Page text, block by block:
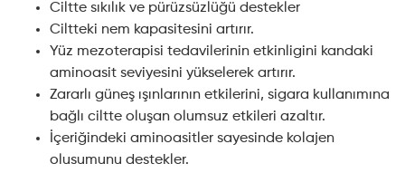
Ciltte sıkılık ve pürüzsüzlüğü destekler
Ciltteki nem kapasitesini artırır.
Yüz mezoterapisi tedavilerinin etkinligini kandaki
aminoasit seviyesini yükselerek artırır.
Zararlı güneş ışınlarının etkilerini, sigara kullanımına
bağlı ciltte oluşan olumsuz etkileri azaltır.
İçeriğindeki aminoasitler sayesinde kolajen
olusumunu destekler.